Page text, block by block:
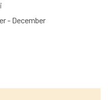
- December